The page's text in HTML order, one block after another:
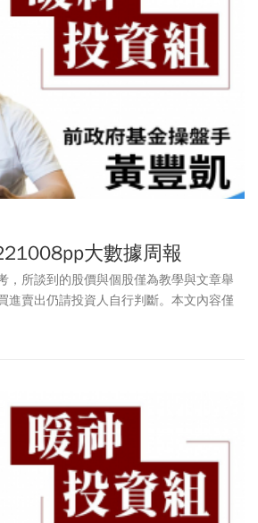
大數據周報
，所談到的股價與個股僅為教學與文章舉
進賣出仍請投資人自行判斷。本文內容僅
授權嚴禁任何翻印、轉載，或以任何型態